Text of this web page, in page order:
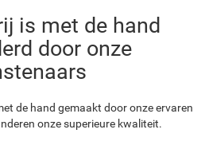
is met de hand
door onze
de hand gemaakt door onze ervaren
onze superieure kwaliteit.